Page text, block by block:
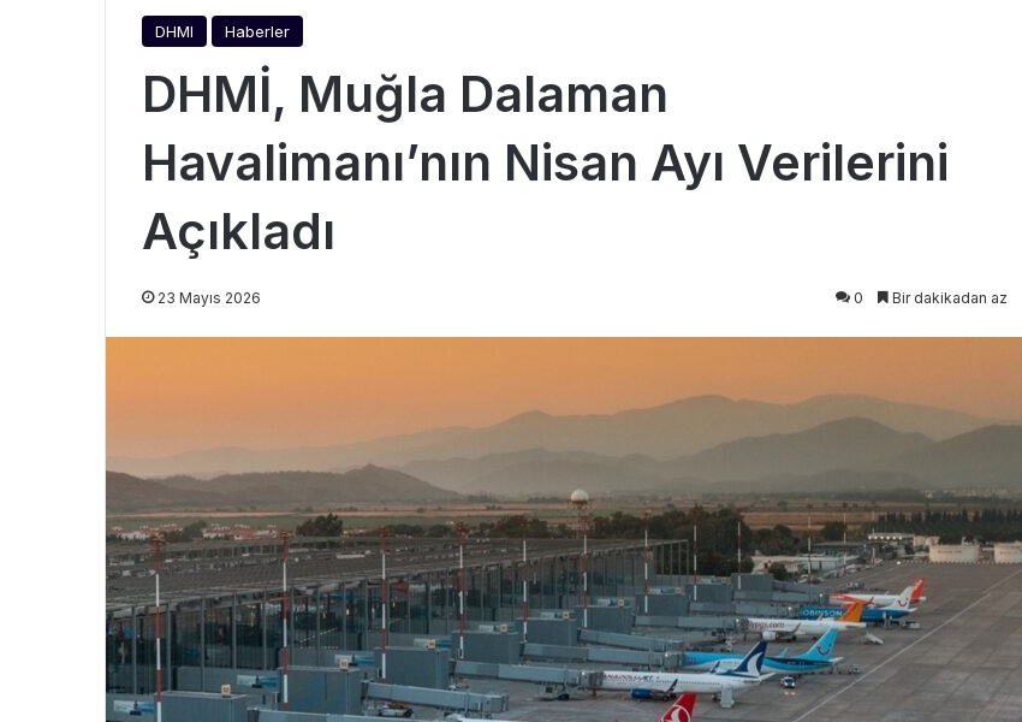
DHMI Haberler
DHMİ, Muğla Dalaman
Havalimanı’nın Nisan Ayı Verilerini
Açıkladı
23 Mayıs 2026 0 Bir dakikadan az